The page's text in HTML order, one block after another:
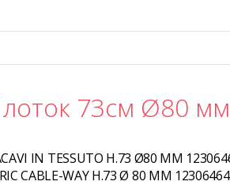
73см Ø80
IN TESSUTO H.73 Ø80 MM
CABLE-WAY H.73 Ø 80 MM